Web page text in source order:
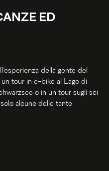
ED
della gente del
tour in e-bike al Lago di
o in un tour sugli sci
alcune delle tante